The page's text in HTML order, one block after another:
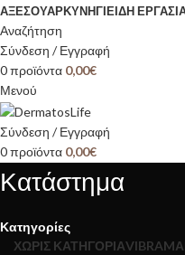
ΑΞΕΣΟΥΆΡΚΥΝΉΓΙΕΊΔΗ
Αναζήτηση
Σύνδεση / Εγγραφή
0προϊόντα 0,00€
Μενού
Σύνδεση / Εγγραφή
0προϊόντα 0,00€
Κατάστημα
Κατηγορίες
ΧΩΡΊΣ ΚΑΤΗΓΟΡΊΑVIBRAM